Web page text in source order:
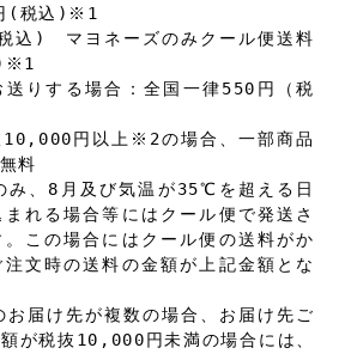
(税込)※1
) マヨネーズのみクール便送料
送りする場合：全国一律550円（税
10,000円以上※2の場合、一部商品
料
、8月及び気温が35℃を超える日
れる場合等にはクール便で発送さ
この場合にはクール便の送料がか
文時の送料の金額が上記金額とな
届け先が複数の場合、お届け先ご
が税抜10,000円未満の場合には、